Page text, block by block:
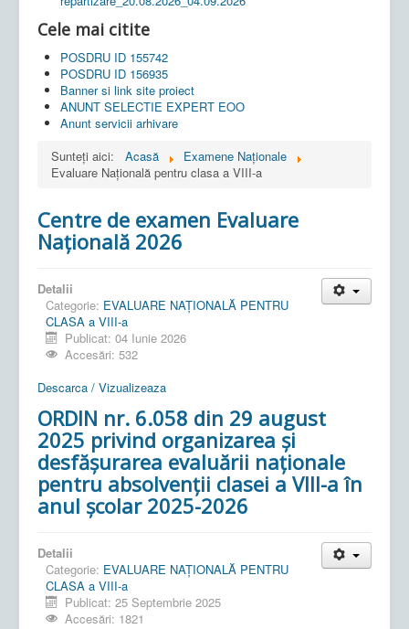
Cele mai citite
POSDRU ID 155742
POSDRU ID 156935
Banner si link site proiect
ANUNT SELECTIE EXPERT EOO
Anunt servicii arhivare
Sunteți aici:
Acasă
Examene Naționale
Evaluare Națională pentru clasa a VIII-a
Centre de examen Evaluare
Națională 2026
Detalii
Categorie: EVALUARE NAŢIONALĂ PENTRU
CLASA a VIII-a
Publicat: 04 Iunie 2026
Accesări: 532
Descarca / Vizualizeaza
ORDIN nr. 6.058 din 29 august
2025 privind organizarea și
desfășurarea evaluării naționale
pentru absolvenții clasei a VIII-a în
anul școlar 2025-2026
Detalii
Categorie: EVALUARE NAŢIONALĂ PENTRU
CLASA a VIII-a
Publicat: 25 Septembrie 2025
Accesări: 1821